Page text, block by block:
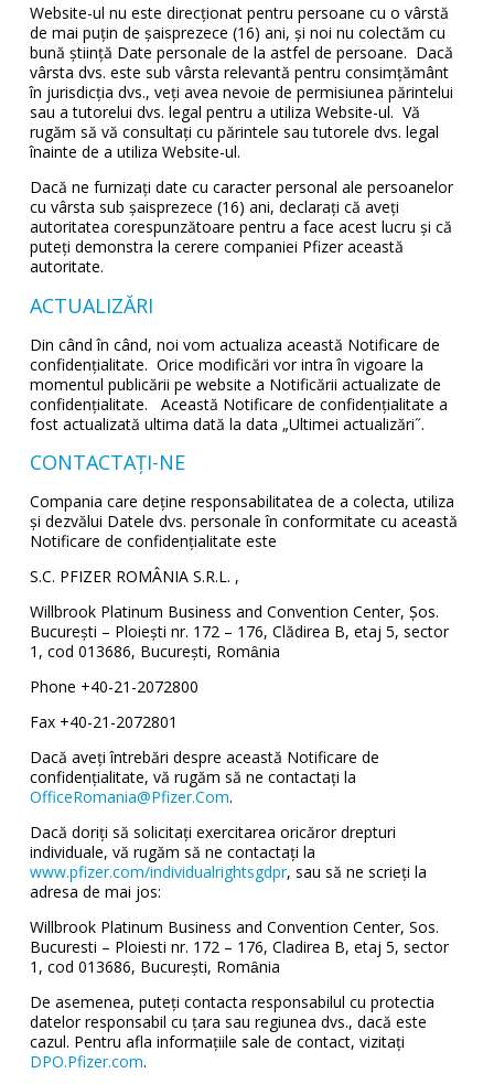
Website-ul nu este direcţionat pentru persoane cu o vârstă
de mai puțin de șaisprezece (16) ani, și noi nu colectăm cu
bună știință Date personale de la astfel de persoane. Dacă
vârsta dvs. este sub vârsta relevantă pentru consimțământ
în jurisdicția dvs., veți avea nevoie de permisiunea părintelui
sau a tutorelui dvs. legal pentru a utiliza Website-ul. Vă
rugăm să vă consultați cu părintele sau tutorele dvs. legal
înainte de a utiliza Website-ul.
Dacă ne furnizați date cu caracter personal ale persoanelor
cu vârsta sub șaisprezece (16) ani, declarați că aveți
autoritatea corespunzătoare pentru a face acest lucru și că
puteți demonstra la cerere companiei Pfizer această
autoritate.
ACTUALIZĂRI
Din când în când, noi vom actualiza această Notificare de
confidențialitate. Orice modificări vor intra în vigoare la
momentul publicării pe website a Notificării actualizate de
confidențialitate. Această Notificare de confidențialitate a
fost actualizată ultima dată la data „Ultimei actualizări˝.
CONTACTAȚI-NE
Compania care deține responsabilitatea de a colecta, utiliza
și dezvălui Datele dvs. personale în conformitate cu această
Notificare de confidențialitate este
S.C. PFIZER ROMÂNIA S.R.L. ,
Willbrook Platinum Business and Convention Center, Şos.
Bucureşti – Ploieşti nr. 172 – 176, Clădirea B, etaj 5, sector
1, cod 013686, Bucureşti, Romȃnia
Phone +40-21-2072800
Fax +40-21-2072801
Dacă aveți întrebări despre această Notificare de
confidențialitate, vă rugăm să ne contactați la
OfficeRomania@Pfizer.Com.
Dacă doriți să solicitați exercitarea oricăror drepturi
individuale, vă rugăm să ne contactați la
www.pfizer.com/individualrightsgdpr, sau să ne scrieți la
adresa de mai jos:
Willbrook Platinum Business and Convention Center, Sos.
Bucuresti – Ploiesti nr. 172 – 176, Cladirea B, etaj 5, sector
1, cod 013686, Bucureşti, Romȃnia
De asemenea, puteți contacta responsabilul cu protectia
datelor responsabil cu țara sau regiunea dvs., dacă este
cazul. Pentru afla informațiile sale de contact, vizitați
DPO.Pfizer.com.